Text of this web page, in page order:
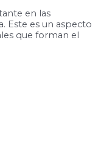
en las
Este es un aspecto
que forman el